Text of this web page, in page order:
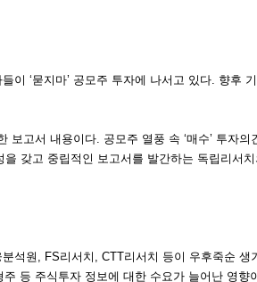
이 ‘묻지마’ 공모주 투자에 나서고 있다. 향후
고서 내용이다. 공모주 열풍 속 ‘매수’ 투자의
갖고 중립적인 보고서를 발간하는 독립리서
석원, FS리서치, CTT리서치 등이 우후죽순 생
등 주식투자 정보에 대한 수요가 늘어난 영향